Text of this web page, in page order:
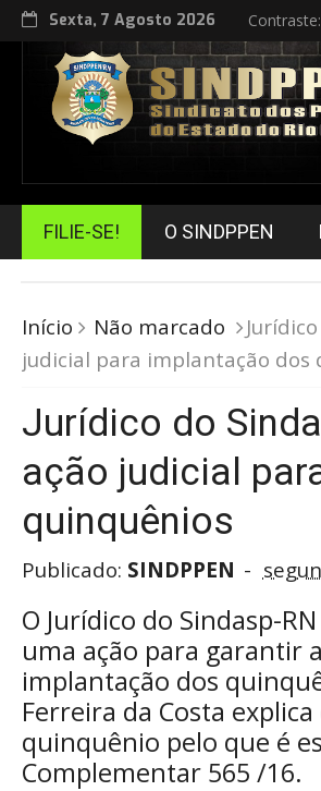
Sexta, 7 Agosto 2026 Contraste:
FILIE-SE! O SINDPPEN
Início Não marcado
judicial para implantação dos
Jurídico do
ação judicial
quinquênios
Publicado: SINDPPEN
O Jurídico do Sindasp-
uma ação para garantir
implantação dos
Ferreira da Costa
quinquênio pelo que é
Complementar 565 /16.